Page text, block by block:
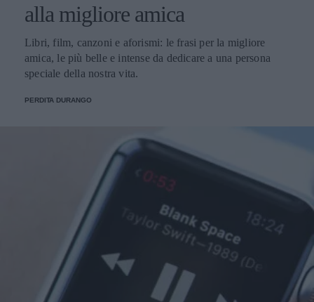
alla migliore amica
Libri, film, canzoni e aforismi: le frasi per la migliore
amica, le più belle e intense da dedicare a una persona
speciale della nostra vita.
PERDITA DURANGO